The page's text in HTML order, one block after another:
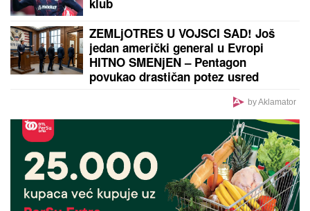
ZALIHE GASA U EVROPI PALE NA REKORDNO
NIZAK NIVO:Oglasio se "Gasprom"
by Aklamator